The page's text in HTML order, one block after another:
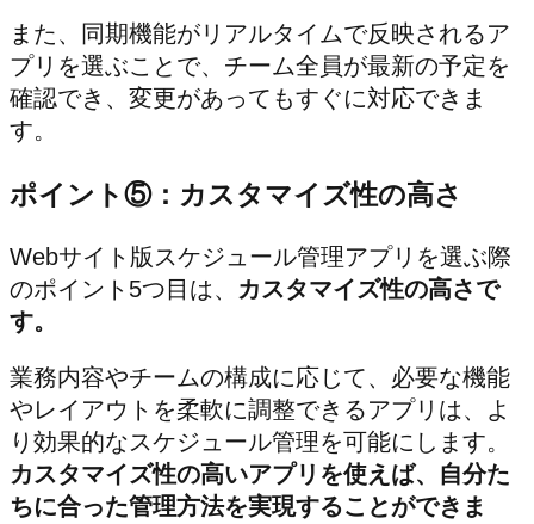
また、同期機能がリアルタイムで反映されるア
プリを選ぶことで、チーム全員が最新の予定を
確認でき、変更があってもすぐに対応できま
す。
ポイント⑤：カスタマイズ性の高さ
Webサイト版スケジュール管理アプリを選ぶ際
のポイント5つ目は、 カスタマイズ性の高さで
す。
業務内容やチームの構成に応じて、必要な機能
やレイアウトを柔軟に調整できるアプリは、よ
り効果的なスケジュール管理を可能にします。
カスタマイズ性の高いアプリを使えば、自分た
ちに合った管理方法を実現することができま